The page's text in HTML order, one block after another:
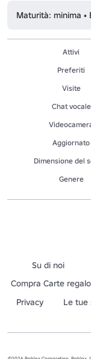
Maturità: minima •
Attivi
Preferiti
Visite
Chat vocale
Aggiornato
Dimensione del
Genere
Su di noi
Compra Carte regalo
Privacy
Le tue